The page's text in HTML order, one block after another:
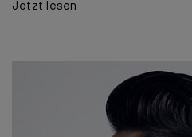
Jetzt lesen